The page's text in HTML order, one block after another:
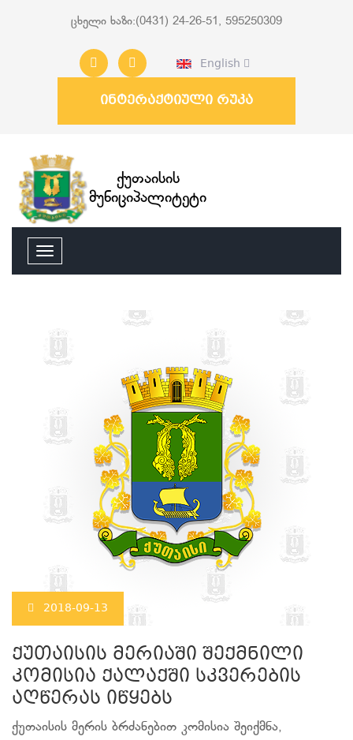
ცხელი ხაზი:(0431) 24-26-51, 595250309
English
ინტერაქტიული რუკა
ქუთაისის
მუნიციპალიტეტი
2018-09-13
ქუთაისის მერიაში შექმნილი
კომისია ქალაქში სკვერების
აღწერას იწყებს
ქუთაისის მერის ბრძანებით კომისია შეიქმნა,